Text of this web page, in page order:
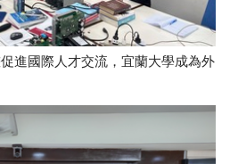
進國際人才交流，宜蘭大學成為外